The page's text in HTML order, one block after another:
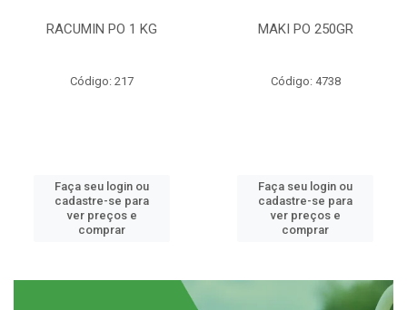
RACUMIN PO 1 KG
Código: 217
Faça seu login ou
cadastre-se para
ver preços e
comprar
MAKI PO 250GR
Código: 4738
Faça seu login ou
cadastre-se para
ver preços e
comprar